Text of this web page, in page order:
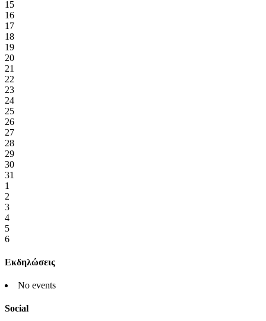
15
16
17
18
19
20
21
22
23
24
25
26
27
28
29
30
31
1
2
3
4
5
6
Εκδηλώσεις
No events
Social